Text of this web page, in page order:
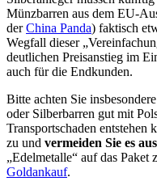
Münzbarren aus dem EU-
derChina Panda) faktisch
Wegfall dieser
deutlichen Preisanstieg im
auch für die Endkunden.
Bitte achten Sie
oder Silberbarren gut mit
Transportschaden entstehen
zu und vermeiden Sie es
„Edelmetalle“ auf das
Goldankauf.